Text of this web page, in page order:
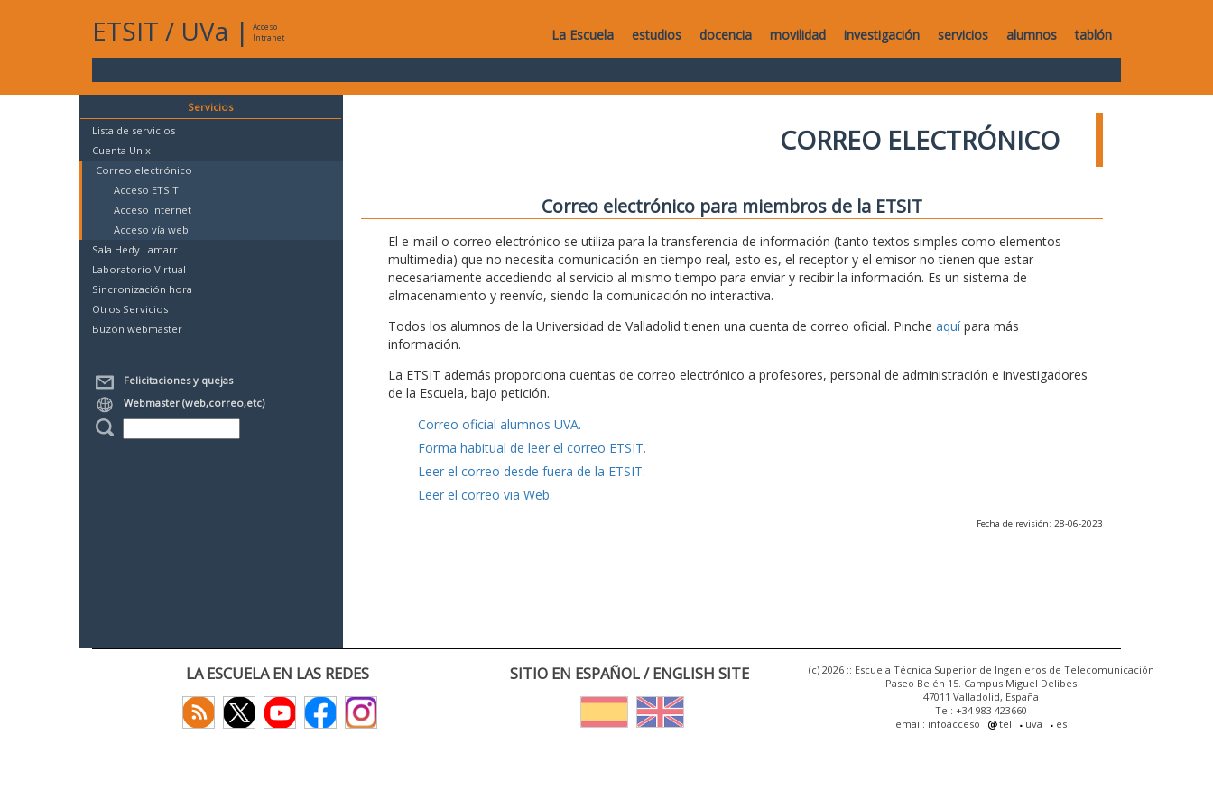
ETSIT / UVa |
Acceso
Intranet
La Escuela estudios docencia movilidad investigación servicios alumnos tablón
Servicios
Lista de servicios
Cuenta Unix
Correo electrónico
Acceso ETSIT
Acceso Internet
Acceso vía web
Sala Hedy Lamarr
Laboratorio Virtual
Sincronización hora
Otros Servicios
Buzón webmaster
Felicitaciones y quejas
Webmaster (web,correo,etc)
CORREO ELECTRÓNICO
Correo electrónico para miembros de la ETSIT
El e-mail o correo electrónico se utiliza para la transferencia de información (tanto textos simples como elementos
multimedia) que no necesita comunicación en tiempo real, esto es, el receptor y el emisor no tienen que estar
necesariamente accediendo al servicio al mismo tiempo para enviar y recibir la información. Es un sistema de
almacenamiento y reenvío, siendo la comunicación no interactiva.
Todos los alumnos de la Universidad de Valladolid tienen una cuenta de correo oficial. Pinche aquípara más
información.
La ETSIT además proporciona cuentas de correo electrónico a profesores, personal de administración e investigadores
de la Escuela, bajo petición.
Correo oficial alumnos UVA.
Forma habitual de leer el correo ETSIT.
Leer el correo desde fuera de la ETSIT.
Leer el correo via Web.
Fecha de revisión: 28-06-2023
LA ESCUELA EN LAS REDES SITIO EN ESPAÑOL / ENGLISH SITE
(c) 2026 :: Escuela Técnica Superior de Ingenieros de Telecomunicación
Paseo Belén 15. Campus Miguel Delibes
47011 Valladolid, España
Tel: +34 983 423660
email: infoacceso
tel uva es